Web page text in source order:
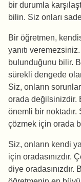
bir durumla
bilin. Siz onları
Bir öğretmen,
yanıtı
bulunduğunu bilir.
sürekli dengede
Siz, onların
orada değilsinizdir.
önemli bir noktadır.
çözmek için orada
Siz, onların kendi
için oradasınızdır.
diye oradasınızdır.